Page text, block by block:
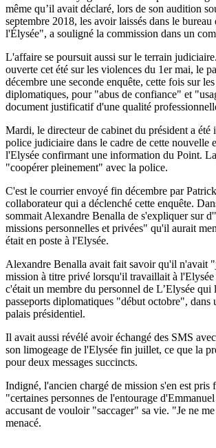
même qu’il avait déclaré, lors de son audition
septembre 2018, les avoir laissés dans le
l'Élysée", a souligné la commission dans un
L'affaire se poursuit aussi sur le terrain
ouverte cet été sur les violences du 1er mai, le
décembre une seconde enquête, cette fois sur
diplomatiques, pour "abus de confiance" et
document justificatif d'une qualité
Mardi, le directeur de cabinet du président a été
police judiciaire dans le cadre de cette nouvelle
l'Elysée confirmant une information du Point.
"coopérer pleinement" avec la police.
C'est le courrier envoyé fin décembre par
collaborateur qui a déclenché cette enquête.
sommait Alexandre Benalla de s'expliquer sur
missions personnelles et privées" qu'il aurait
était en poste à l'Elysée.
Alexandre Benalla avait fait savoir qu'il n'avait
mission à titre privé lorsqu'il travaillait à
c'était un membre du personnel de L’Elysée qui
passeports diplomatiques "début octobre", dans
palais présidentiel.
Il avait aussi révélé avoir échangé des SMS
son limogeage de l'Elysée fin juillet, ce que la
pour deux messages succincts.
Indigné, l'ancien chargé de mission s'en est pris
"certaines personnes de l'entourage
accusant de vouloir "saccager" sa vie. "Je ne
menacé.